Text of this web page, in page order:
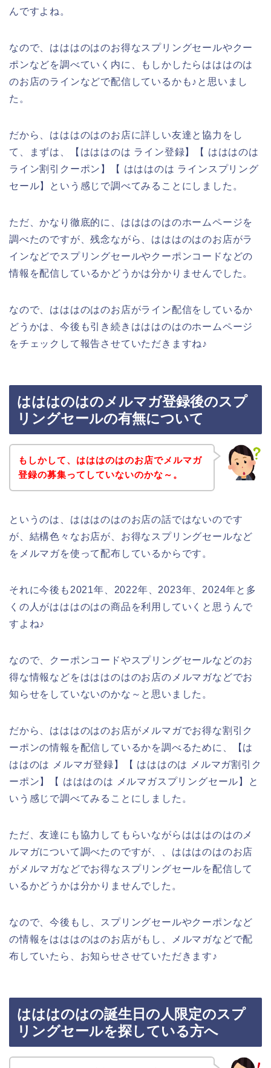
んですよね。
なので、はははのはのお得なスプリングセールやクー
ポンなどを調べていく内に、もしかしたらはははのは
のお店のラインなどで配信しているかも♪と思いまし
た。
だから、はははのはのお店に詳しい友達と協力をし
て、まずは、【はははのは ライン登録】【 はははのは
ライン割引クーポン】【 はははのは ラインスプリング
セール】という感じで調べてみることにしました。
ただ、かなり徹底的に、はははのはのホームページを
調べたのですが、残念ながら、はははのはのお店がラ
インなどでスプリングセールやクーポンコードなどの
情報を配信しているかどうかは分かりませんでした。
なので、はははのはのお店がライン配信をしているか
どうかは、今後も引き続きはははのはのホームページ
をチェックして報告させていただきますね♪
はははのはのメルマガ登録後のスプ
リングセールの有無について
もしかして、はははのはのお店でメルマガ
登録の募集ってしていないのかな～。
というのは、はははのはのお店の話ではないのです
が、結構色々なお店が、お得なスプリングセールなど
をメルマガを使って配布しているからです。
それに今後も2021年、2022年、2023年、2024年と多
くの人がはははのはの商品を利用していくと思うんで
すよね♪
なので、クーポンコードやスプリングセールなどのお
得な情報などをはははのはのお店のメルマガなどでお
知らせをしていないのかな～と思いました。
だから、はははのはのお店がメルマガでお得な割引ク
ーポンの情報を配信しているかを調べるために、【は
ははのは メルマガ登録】【 はははのは メルマガ割引ク
ーポン】【 はははのは メルマガスプリングセール】と
いう感じで調べてみることにしました。
ただ、友達にも協力してもらいながらはははのはのメ
ルマガについて調べたのですが、、はははのはのお店
がメルマガなどでお得なスプリングセールを配信して
いるかどうかは分かりませんでした。
なので、今後もし、スプリングセールやクーポンなど
の情報をはははのはのお店がもし、メルマガなどで配
布していたら、お知らせさせていただきます♪
はははのはの誕生日の人限定のスプ
リングセールを探している方へ